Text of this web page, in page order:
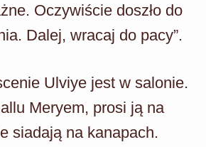
Oczywiście doszło do
Dalej, wracaj do pacy”.
Ulviye jest w salonie.
Meryem, prosi ją na
siadają na kanapach.